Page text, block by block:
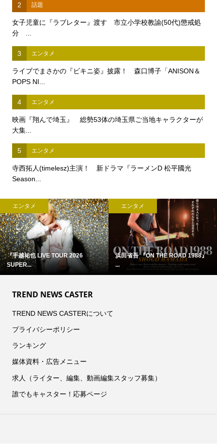
2 話題
女子児童に『ラブレター』渡す 市立小学校教諭(50代)懲戒処
分 ...
3 エンタメ
ライブでまさかの『ビキニ姿』披露！ 森口博子「ANISON＆
POPS NI...
4 エンタメ
映画『翔んで埼玉』 総勢53体の埼玉県ご当地キャラクターが
大集...
5 エンタメ
寺西拓人(timelesz)主演！ 新ドラマ『ラーメンD 松平國光
Season...
エンタメ
『手越祐也 LIVE TOUR 2026
SUPER...
エンタメ
浜田省吾 『ON THE ROAD 1988』
...
TREND NEWS CASTER
TREND NEWS CASTERについて
プライバシーポリシー
ランキング
媒体資料・広告メニュー
求人（ライター、編集、動画編集スタッフ募集）
誰でもキャスター！応募ページ